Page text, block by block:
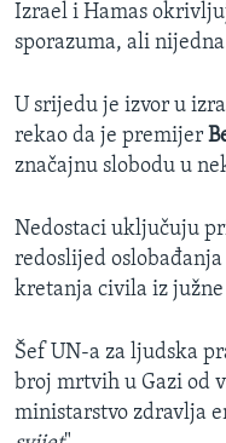
Izrael i Hamas
sporazuma, ali
U srijedu je izvor u
rekao da je premijer
značajnu slobodu u
Nedostaci uključuju
redoslijed
kretanja civila iz južne
Šef UN-a za ljudska
broj mrtvih u Gazi od
ministarstvo zdravlja